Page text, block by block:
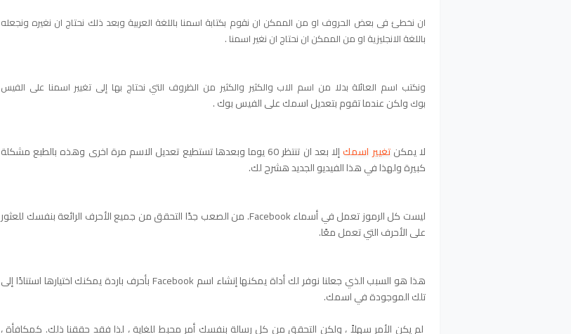
ان نخطئ فى بعض الحروف او من الممكن ان نقوم بكتابة اسمنا باللغة العربية وبعد ذلك نحتاج ان نغيره ونجعله
باللغة الانجليزية او من الممكن ان نحتاج ان نغير اسمنا .
ونكتب اسم العائلة بدلا من اسم الاب والكثير والكثير من الظروف التي نحتاج بها إلى تغيير اسمنا على الفيس
بوك ولكن عندما تقوم بتعديل اسمك على الفيس بوك .
لا يمكنتغيير اسمك
إلا بعد ان تنتظر 60 يوما وبعدها تستطيع تعديل الاسم مرة اخرى وهذه بالطبع مشكلة
كبيرة ولهذا في هذا الفيديو الجديد هشرح لك.
ليست كل الرموز تعمل في أسماء Facebook. من الصعب جدًا التحقق من جميع الأحرف الرائعة بنفسك للعثور
على الأحرف التي تعمل معًا.
هذا هو السبب الذي جعلنا نوفر لك أداة يمكنها إنشاء اسم Facebook بأحرف باردة يمكنك اختيارها استنادًا إلى
تلك الموجودة في اسمك.
لم يكن الأمر سهلاً ، ولكن التحقق من كل رسالة بنفسك أمر محبط للغاية ، لذا فقد حققنا ذلك. كمكافأة ،